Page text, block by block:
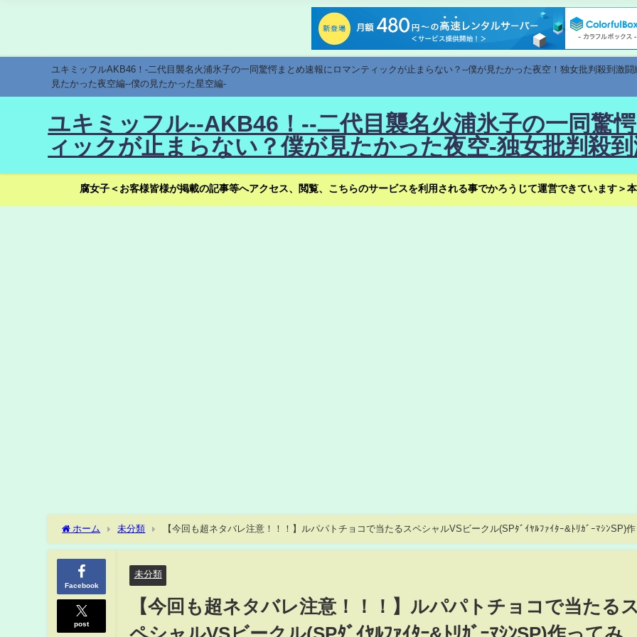
ユキミッフルAKB46！-二代目襲名火浦氷子の一同驚愕まとめ速報にロマンティックが止まらない？--僕が見たかった夜空！独女批判殺到激
見たかった夜空編--僕の見たかった星空編-
ユキミッフル--AKB46！--二代目襲名火浦氷子の一同驚
ィックが止まらない？僕が見たかった夜空-独女批判殺
腐女子＜お客様皆様が掲載の記事等へアクセス、閲覧、こちらのサービスを利用される事でかろうじて運営できています＞
ホーム 未分類
【今回も超ネタバレ注意！！！】ルパパトチョコで当たるスペシャルVSビークル(SPﾀﾞｲﾔﾙﾌｧｲﾀｰ&ﾄﾘｶﾞｰﾏｼﾝSP)作
みた！(後編)SG Special VS viecle lite
Facebook
post
未分類
【今回も超ネタバレ注意！！！】ルパパトチョコで当たるス
ペシャルVSビークル(SPﾀﾞｲﾔﾙﾌｧｲﾀｰ&ﾄﾘｶﾞｰﾏｼﾝSP)作ってみ